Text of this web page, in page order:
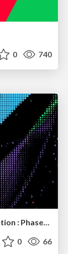
0 740
Business ID Integration at LY Corporation : Phased Migration for a B2B authentication platform with Tens of Millions of Users
0 66